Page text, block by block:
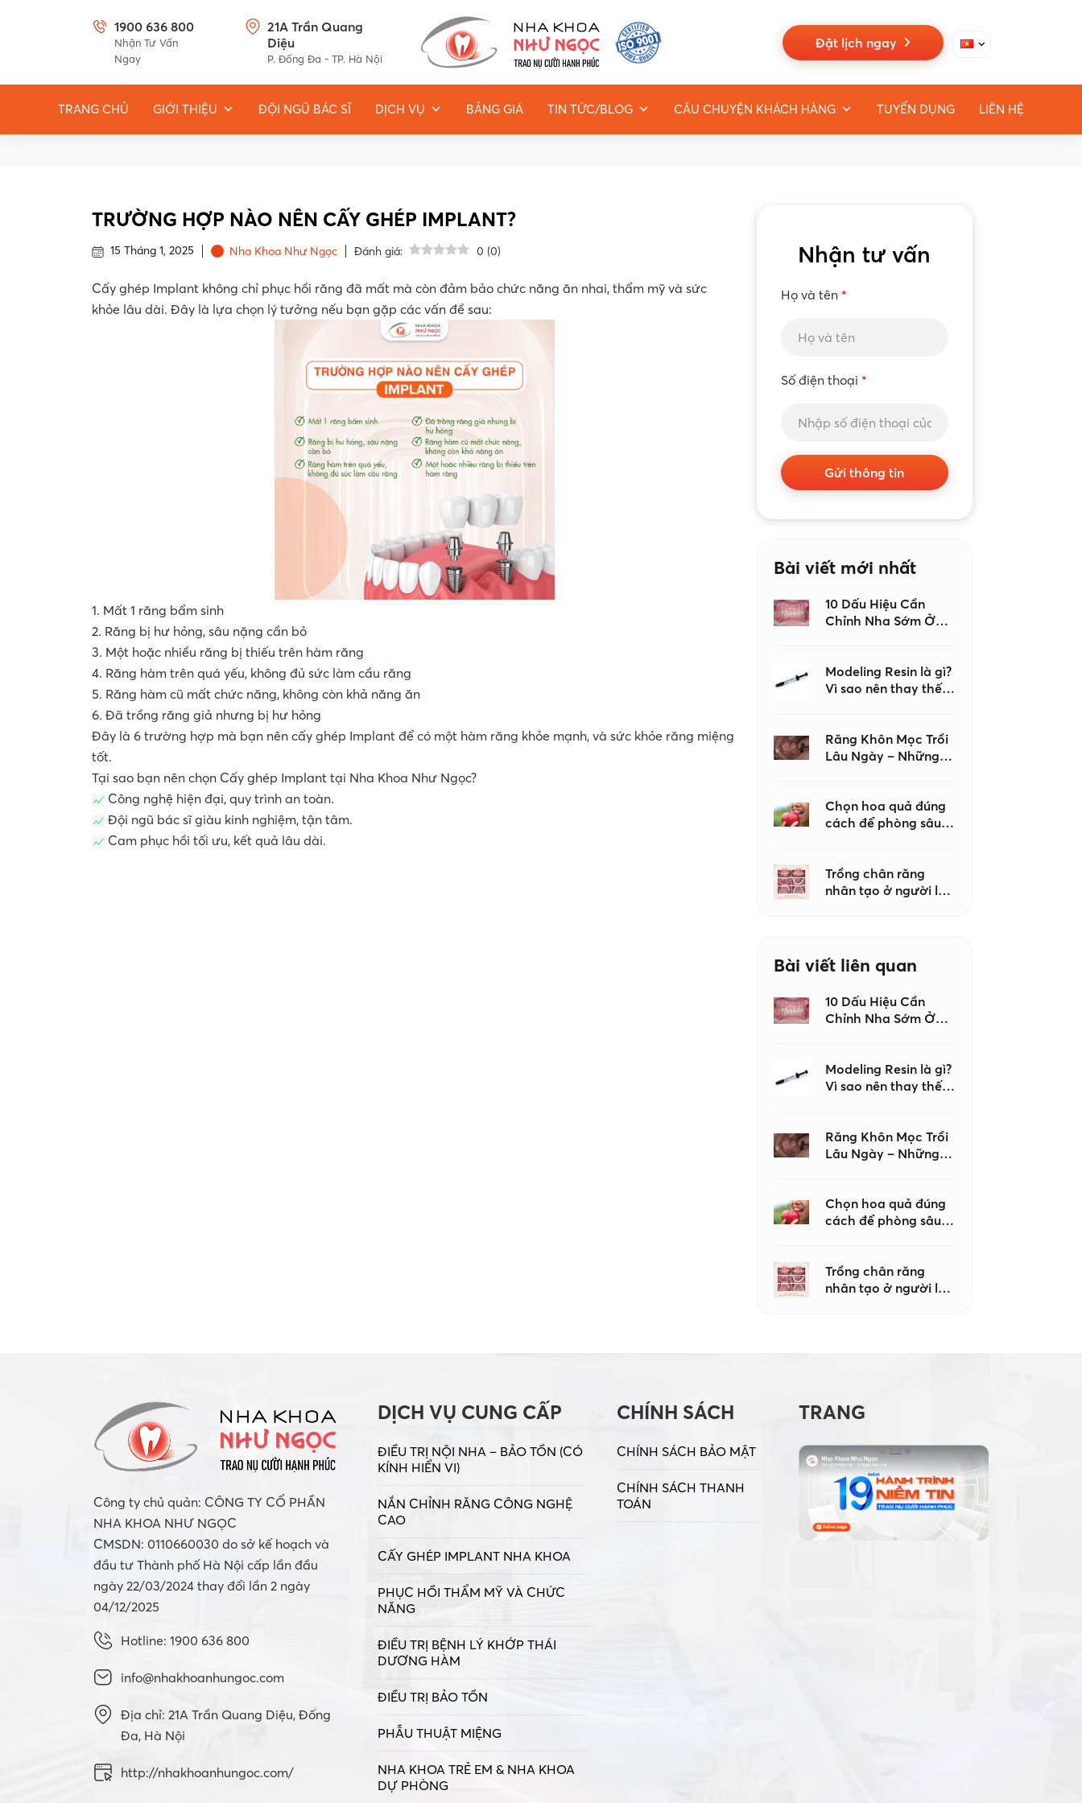
1900 636 800
Nhận Tư Vấn
Ngay
21A Trần Quang
Diệu
P. Đống Đa - TP. Hà Nội
Đặt lịch ngay
TRANG CHỦ GIỚI THIỆU ĐỘI NGŨ BÁC SĨ DỊCH VỤ BẢNG GIÁ TIN TỨC/BLOG CÂU CHUYỆN KHÁCH HÀNG TUYỂN DỤNG LIÊN HỆ
TRƯỜNG HỢP NÀO NÊN CẤY GHÉP IMPLANT?
15 Tháng 1, 2025 Nha Khoa Như Ngọc Đánh giá: 0 (0)
Cấy ghép Implant không chỉ phục hồi răng đã mất mà còn đảm bảo chức năng ăn nhai, thẩm mỹ và sức
khỏe lâu dài. Đây là lựa chọn lý tưởng nếu bạn gặp các vấn đề sau:
1. Mất 1 răng bẩm sinh
2. Răng bị hư hỏng, sâu nặng cần bỏ
3. Một hoặc nhiều răng bị thiếu trên hàm răng
4. Răng hàm trên quá yếu, không đủ sức làm cầu răng
5. Răng hàm cũ mất chức năng, không còn khả năng ăn
6. Đã trồng răng giả nhưng bị hư hỏng
Đây là 6 trường hợp mà bạn nên cấy ghép Implant để có một hàm răng khỏe mạnh, và sức khỏe răng miệng
tốt.
Tại sao bạn nên chọn Cấy ghép Implant tại Nha Khoa Như Ngọc?
Công nghệ hiện đại, quy trình an toàn.
Đội ngũ bác sĩ giàu kinh nghiệm, tận tâm.
Cam phục hồi tối ưu, kết quả lâu dài.
Nhận tư vấn
Họ và tên *
Số điện thoại *
Gửi thông tin
Bài viết mới nhất
10 Dấu Hiệu Cần
Chỉnh Nha Sớm Ở
Răng Mới Đi Khám
Modeling Resin là gì?
Vì sao nên thay thế
Composite?
Răng Khôn Mọc Trồi
Lâu Ngày – Những
Chọn hoa quả đúng
cách để phòng sâu
Ngọc
Trồng chân răng
nhân tạo ở người lớn
Bài viết liên quan
10 Dấu Hiệu Cần
Chỉnh Nha Sớm Ở
Răng Mới Đi Khám
Modeling Resin là gì?
Vì sao nên thay thế
Composite?
Răng Khôn Mọc Trồi
Lâu Ngày – Những
Chọn hoa quả đúng
cách để phòng sâu
Ngọc
Trồng chân răng
nhân tạo ở người lớn
Công ty chủ quản: CÔNG TY CỔ PHẦN
NHA KHOA NHƯ NGỌC
CMSDN: 0110660030 do sở kế hoạch và
đầu tư Thành phố Hà Nội cấp lần đầu
ngày 22/03/2024 thay đổi lần 2 ngày
04/12/2025
Hotline: 1900 636 800
info@nhakhoanhungoc.com
Địa chỉ: 21A Trần Quang Diệu, Đống
Đa, Hà Nội
http://nhakhoanhungoc.com/
DỊCH VỤ CUNG CẤP
ĐIỀU TRỊ NỘI NHA – BẢO TỒN (CÓ
KÍNH HIỂN VI)
NẮN CHỈNH RĂNG CÔNG NGHỆ
CAO
CẤY GHÉP IMPLANT NHA KHOA
PHỤC HỒI THẨM MỸ VÀ CHỨC
NĂNG
ĐIỀU TRỊ BỆNH LÝ KHỚP THÁI
DƯƠNG HÀM
ĐIỀU TRỊ BẢO TỒN
PHẪU THUẬT MIỆNG
NHA KHOA TRẺ EM & NHA KHOA
DỰ PHÒNG
CHÍNH SÁCH
CHÍNH SÁCH BẢO MẬT
CHÍNH SÁCH THANH
TOÁN
TRANG